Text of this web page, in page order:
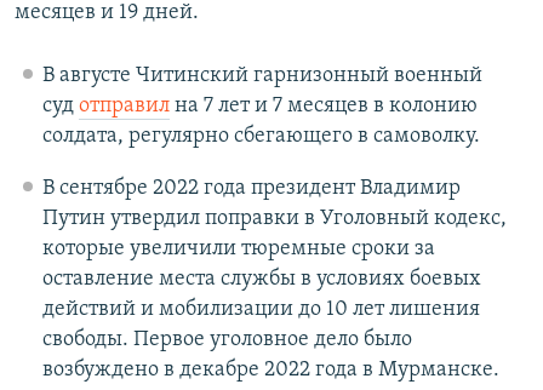
месяцев и 19 дней.
В августе Читинский гарнизонный военный
суд отправилна 7 лет и 7 месяцев в колонию
солдата, регулярно сбегающего в самоволку.
В сентябре 2022 года президент Владимир
Путин утвердил поправки в Уголовный кодекс,
которые увеличили тюремные сроки за
оставление места службы в условиях боевых
действий и мобилизации до 10 лет лишения
свободы. Первое уголовное дело было
возбуждено в декабре 2022 года в Мурманске.